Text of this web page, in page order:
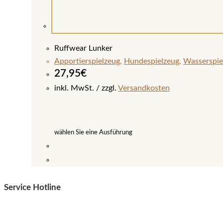
Ruffwear Lunker
Apportierspielzeug, Hundespielzeug,
27,95€
inkl. MwSt. zzgl. Versandkosten
wählen Sie eine Ausführung
weist
Service Hotline